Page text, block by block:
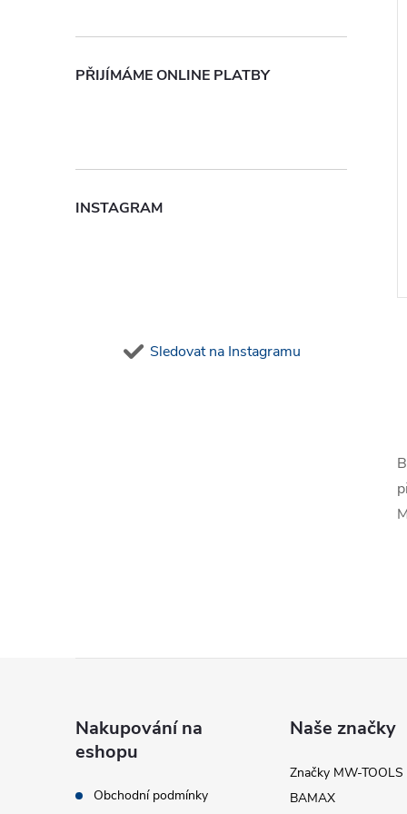
PŘIJÍMÁME ONLINE PLATBY
INSTAGRAM
Sledovat na Instagramu
Nakupování na
eshopu
Obchodní podmínky
Naše značky
Značky MW-TOOLS
BAMAX